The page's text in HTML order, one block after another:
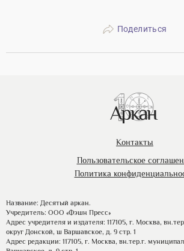
Поделиться
Контакты
Пользовательское
Политика
Название: Десятый аркан.
Учредитель: ООО «Фэшн Пресс»
Адрес учредителя и издателя: 117105, г. Москва,
округ Донской, ш Варшавское, д. 9 стр. 1
Адрес редакции: 117105, г. Москва, вн.тер.г.